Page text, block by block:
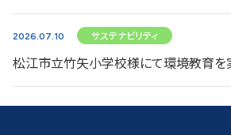
2026.07.10 サステナビリティ
松江市立竹矢小学校様にて環境教育を